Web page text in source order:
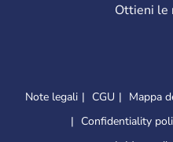
Ottieni le
Note legali CGU Mappa
Confidentiality